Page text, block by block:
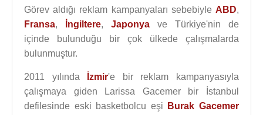
Görev aldığı reklam kampanyaları sebebiyle ABD,
Fransa, İngiltere, Japonya ve Türkiye'nin de
içinde bulunduğu bir çok ülkede çalışmalarda
bulunmuştur.
2011 yılında İzmir'e bir reklam kampanyasıyla
çalışmaya giden Larissa Gacemer bir İstanbul
defilesinde eski basketbolcu eşi
Burak Gacemer